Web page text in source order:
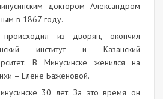
доктором Александром
в 1867 году.
из дворян, окончил
институт и Казанский
В Минусинске женился на
– Елене Баженовой.
30 лет. За это время он